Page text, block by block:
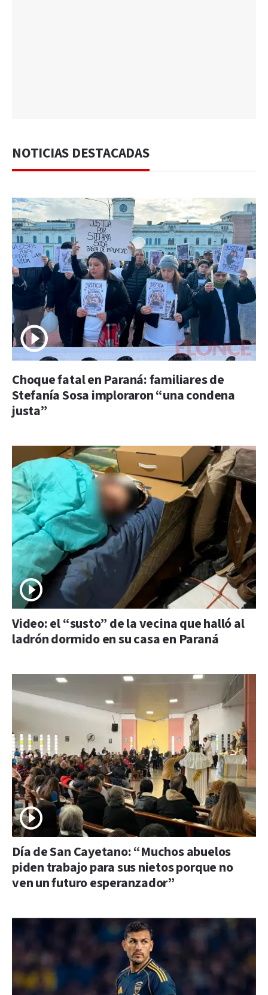
NOTICIAS DESTACADAS
Choque fatal en Paraná: familiares de
Stefanía Sosa imploraron “una condena
justa”
Video: el “susto” de la vecina que halló al
ladrón dormido en su casa en Paraná
Día de San Cayetano: “Muchos abuelos
piden trabajo para sus nietos porque no
ven un futuro esperanzador”